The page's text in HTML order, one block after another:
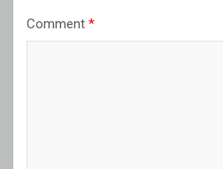
Comment *